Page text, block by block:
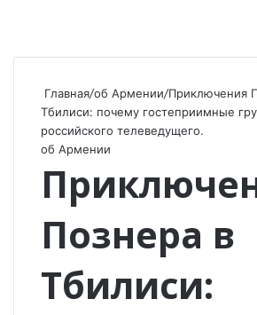
Главная/об Армении/Приключения
Тбилиси: почему гостеприимные
российского телеведущего.
об Армении
Познера в
Тбилиси: